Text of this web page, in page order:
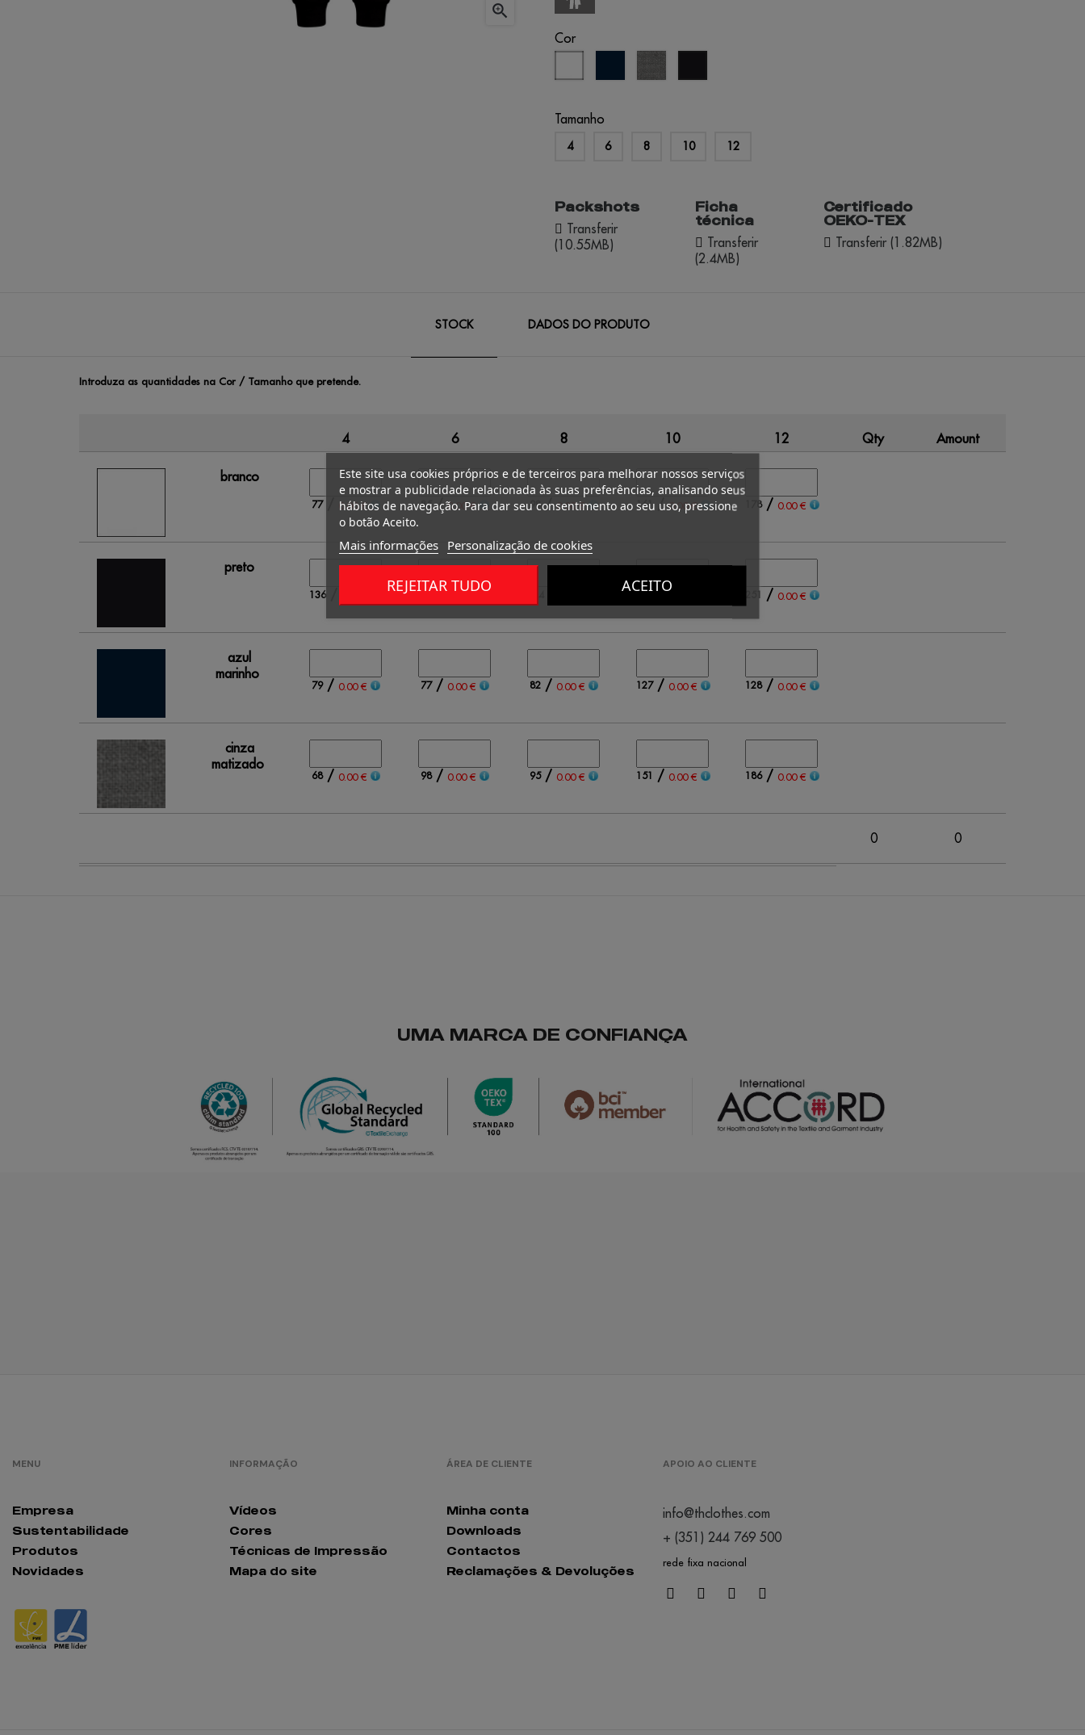

Cor
Tamanho
4 6 8 10 12
Packshots
Transferir
(10.55MB)
Ficha
técnica
Transferir
(2.4MB)
Certificado
OEKO-TEX
Transferir (1.82MB)
STOCK DADOS DO PRODUTO
Introduza as quantidades na Cor / Tamanho que pretende.
4 6 8 10 12 Qty Amount
branco
77/ 0.00 € 85/0.00 € 98/0.00 € 161 /0.00 € 178/ 0.00 €
preto
136 178 / 314 / / 0.00 €
azul
marinho
79/ 0.00 € 77/ 0.00 € 82/ 0.00 € 127/ 0.00 € 128/ 0.00 €
cinza
matizado
68/ 0.00 € 98/ 0.00 € 95/ 0.00 € 151 / 0.00 € 186/ 0.00 €
0 0
UMA MARCA DE CONFIANÇA
MENU
Empresa
Sustentabilidade
Produtos
Novidades
INFORMAÇÃO
Vídeos
Cores
Técnicas de Impressão
Mapa do site
ÁREA DE CLIENTE
Minha conta
Downloads
Contactos
Reclamações & Devoluções
APOIO AO CLIENTE
info@thclothes.com
+ (351) 244 769 500
rede fixa nacional
Este site usa cookies próprios e de terceiros para melhorar nossos serviços
e mostrar a publicidade relacionada às suas preferências, analisando seus
hábitos de navegação. Para dar seu consentimento ao seu uso, pressione
o botão Aceito.
Mais informações Personalização de cookies
REJEITAR TUDO ACEITO